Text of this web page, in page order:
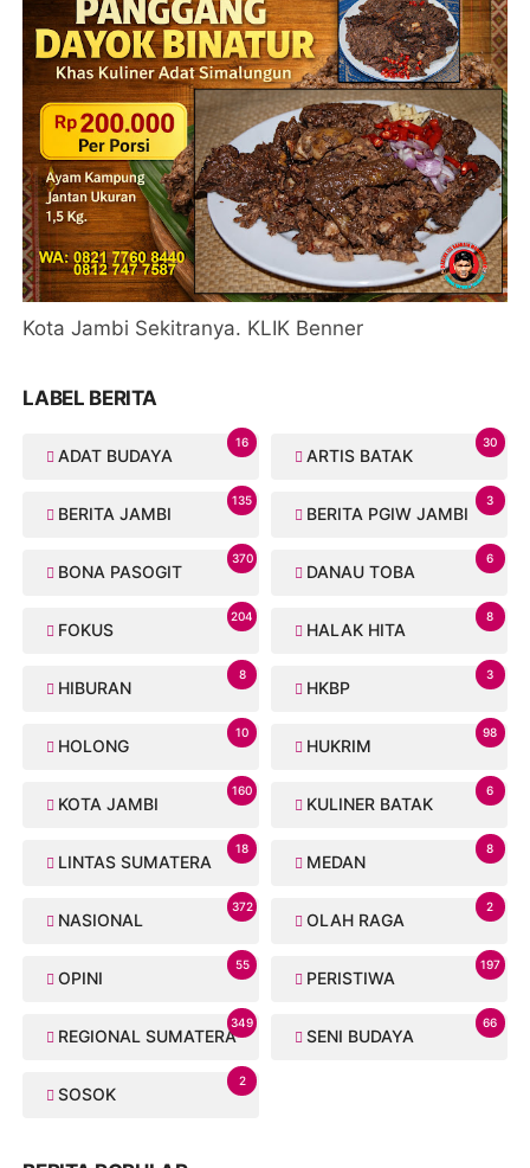
Kota Jambi Sekitranya. KLIK Benner
LABEL BERITA
ADAT BUDAYA
16
ARTIS BATAK
30
BERITA JAMBI
135
BERITA PGIW JAMBI
3
BONA PASOGIT
370
DANAU TOBA
6
FOKUS
204
HALAK HITA
8
HIBURAN
8
HKBP
3
HOLONG
10
HUKRIM
98
KOTA JAMBI
160
KULINER BATAK
6
LINTAS SUMATERA
18
MEDAN
8
NASIONAL
372
OLAH RAGA
2
OPINI
55
PERISTIWA
197
REGIONAL SUMATERA
349
SENI BUDAYA
66
SOSOK
2